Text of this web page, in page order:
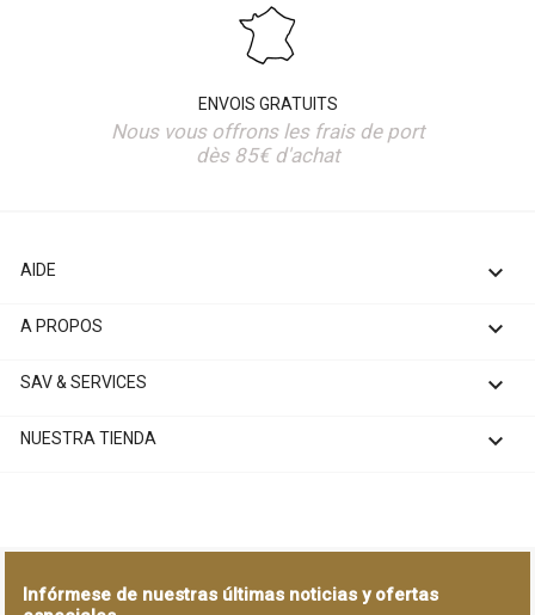
ENVOIS GRATUITS
Nous vous offrons les frais de port
dès 85€ d'achat
AIDE 
A PROPOS 
SAV & SERVICES 
NUESTRA TIENDA 
Infórmese de nuestras últimas noticias y ofertas